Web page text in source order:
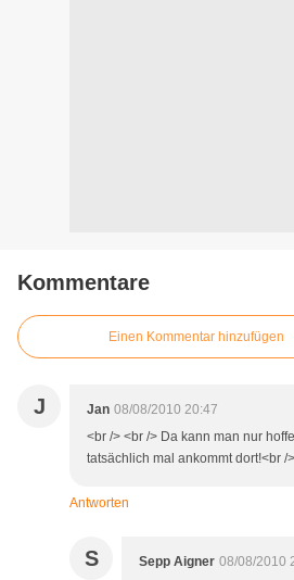
Kommentare
Einen Kommentar hinzufügen
J Jan 08/08/2010 20:47
<br /> <br /> Da kann man nur
tatsächlich mal ankommt dort!<br /
Antworten
S Sepp Aigner 08/08/2010